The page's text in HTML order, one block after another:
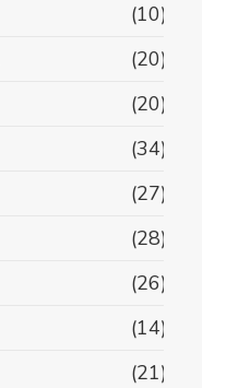
(10)
(20)
(20)
(34)
(27)
(28)
(26)
(14)
(21)